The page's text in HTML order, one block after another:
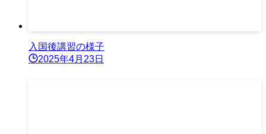
入国後講習の様子
2025年4月23日